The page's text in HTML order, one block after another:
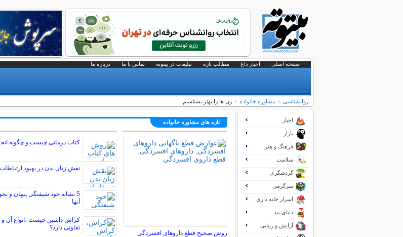
صفحه اصلی اخبار داغ مطالب تازه تبلیغات در بیتوته تماس با ما درباره ما
روانشناسی مشاوره خانواده زن ها را بهتر بشناسیم
تازه های مشاوره خانواده
روش صحیح قطع داروهای افسردگی
کتاب درمانی چیست و چگونه
نقش زبان بدن در بهبود
5 نشانه خود شیفتگی پنهان و
آنها
کراش داشتن چیست ،انواع آن
تفاوتی دارد؟
اخبار
بازار
فرهنگ و هنر
سلامت
گردشگری
سرگرمی
اسرار خانه داری
دنیای مد
آرایش و زیبایی